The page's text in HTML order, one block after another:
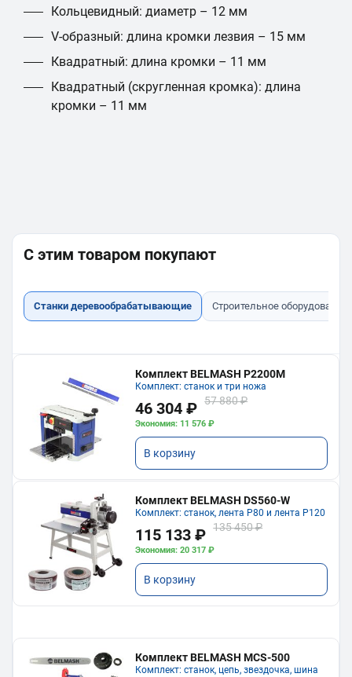
Кольцевидный: диаметр – 12 мм
V-образный: длина кромки лезвия – 15 мм
Квадратный: длина кромки – 11 мм
Квадратный (скругленная кромка): длина
кромки – 11 мм
С этим товаром покупают
Станки деревообрабатывающие Строительное оборудование
Комплект BELMASH P2200M
Комплект: станок и три ножа
46 304 ₽ 57 880 ₽
Экономия: 11 576 ₽
В корзину
Комплект BELMASH DS560-W
Комплект: станок, лента P80 и лента P120
115 133 ₽ 135 450 ₽
Экономия: 20 317 ₽
В корзину
Комплект BELMASH MCS-500
Комплект: станок, цепь, звездочка, шина